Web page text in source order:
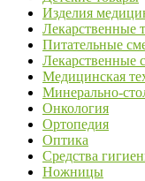
Изделия
Лекарственные
Питательные
Лекарственные
Медицинская
Минерально-
Онкология
Ортопедия
Оптика
Средства
Ножницы